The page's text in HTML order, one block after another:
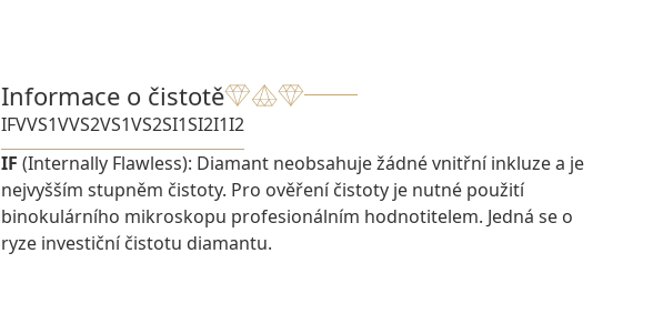
Informace o čistotě
IFVVS1VVS2VS1VS2SI1SI2I1I2
IF (Internally Flawless): Diamant neobsahuje žádné vnitřní inkluze a je
nejvyšším stupněm čistoty. Pro ověření čistoty je nutné použití
binokulárního mikroskopu profesionálním hodnotitelem. Jedná se o
ryze investiční čistotu diamantu.